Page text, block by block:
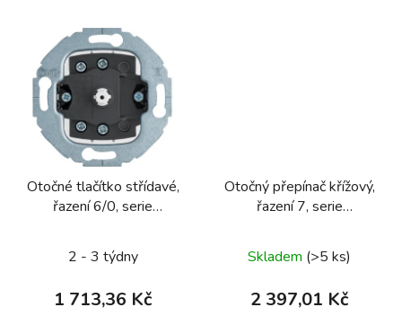
Otočné tlačítko střídavé,
řazení 6/0, serie
2 - 3 týdny
1 713,36 Kč
Otočný přepínač křížový,
řazení 7, serie
Skladem (>5 ks)
2 397,01 Kč